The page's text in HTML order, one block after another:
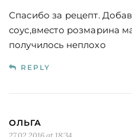
Спасибо за рецепт.
соус,вместо розмарина
получилось неплохо
REPLY
ОЛЬГА